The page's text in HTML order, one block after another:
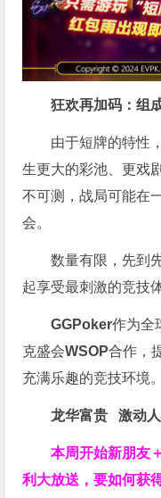
狂欢再加码：组
由于短牌的特性
生更大的彩池、更戏
不可测，战局可能在
会。
数量有限，先到
起享受最刺激的竞技
GGPoker作为全
克盛会WSOP合作，
充满乐趣的竞技环境。
龙华富贵 激动人
本周开始新朋友
利大放送，要如何获